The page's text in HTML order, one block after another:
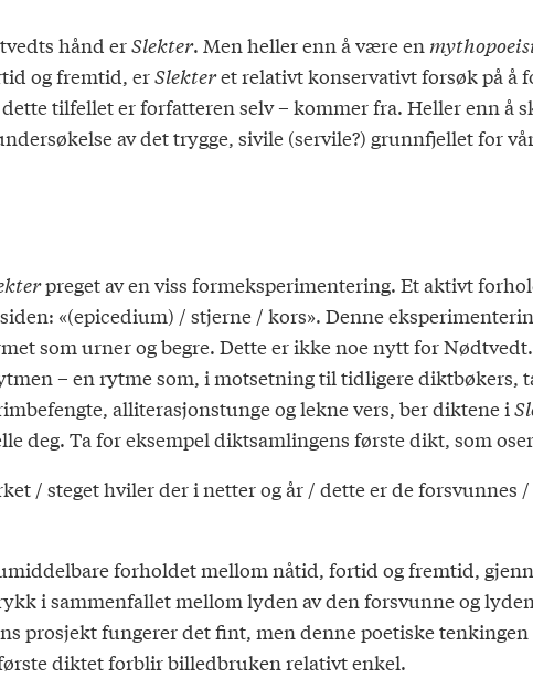
hånd erSlekter. Men heller enn å være en
og fremtid, erSlekteret relativt konservativt forsøk på å
tilfellet er forfatteren selv – kommer fra. Heller enn å
av det trygge, sivile (servile?) grunnfjellet for
preget av en viss formeksperimentering. Et aktivt
«(epicedium) / stjerne / kors». Denne
som urner og begre. Dette er ikke noe nytt for
– en rytme som, i motsetning til tidligere diktbøkers,
alliterasjonstunge og lekne vers, ber diktene i
deg. Ta for eksempel diktsamlingens første dikt, som
/ steget hviler der i netter og år / dette er de forsvunnes
forholdet mellom nåtid, fortid og fremtid,
i sammenfallet mellom lyden av den forsvunne og
prosjekt fungerer det fint, men denne poetiske
diktet forblir billedbruken relativt enkel.